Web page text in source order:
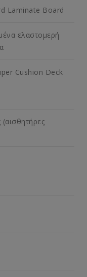
Laminate Board
ελαστομερή
Cushion Deck